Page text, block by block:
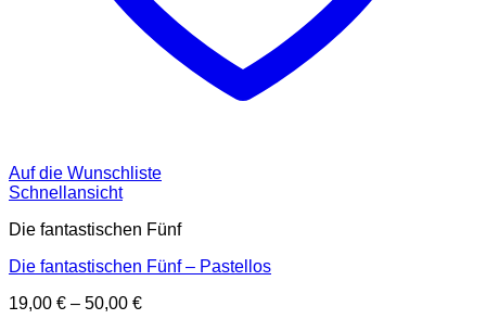
Auf die Wunschliste
Schnellansicht
Die fantastischen Fünf
Die fantastischen Fünf – Pastellos
19,00 € – 50,00 €